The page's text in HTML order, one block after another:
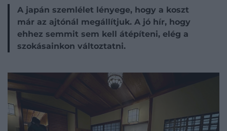
A japán szemlélet lényege, hogy a koszt
már az ajtónál megállítjuk. A jó hír, hogy
ehhez semmit sem kell átépíteni, elég a
szokásainkon változtatni.